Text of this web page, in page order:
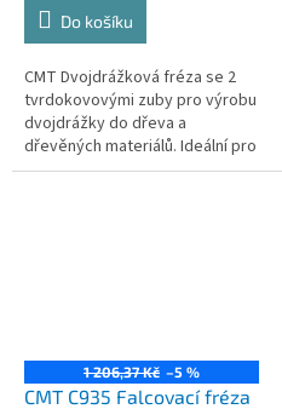
Do košíku
CMT Dvojdrážková fréza se 2
tvrdokovovými zuby pro výrobu
dvojdrážky do dřeva a
dřevěných materiálů. Ideální pro
montáž policových systémů
1 206,37 Kč –5 %
CMT C935 Falcovací fréza